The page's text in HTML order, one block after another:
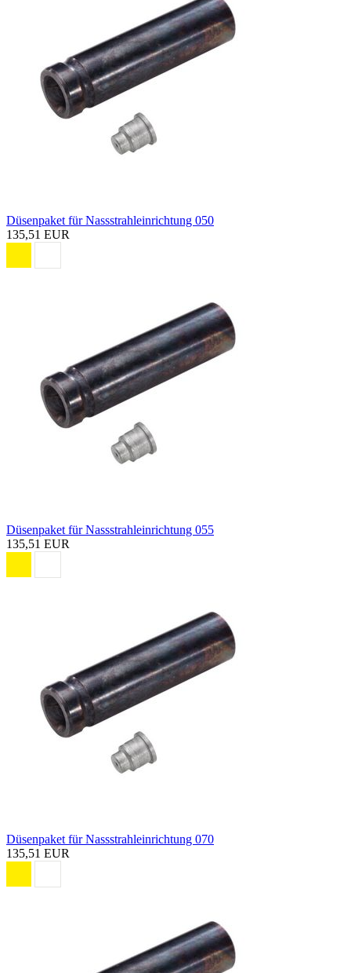
Düsenpaket für Nassstrahleinrichtung 050
135,51 EUR
Düsenpaket für Nassstrahleinrichtung 055
135,51 EUR
Düsenpaket für Nassstrahleinrichtung 070
135,51 EUR